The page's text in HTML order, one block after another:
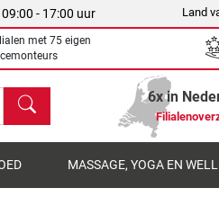
09:00 - 17:00 uur Land
met 75 eigen
Zoeken 6x in
MASSAGE, YOGA EN